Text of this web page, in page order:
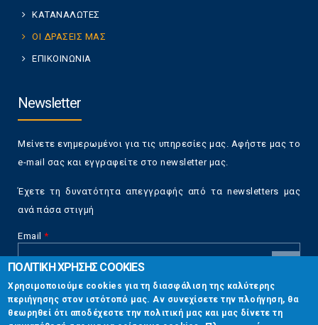
ΚΑΤΑΝΑΛΩΤΕΣ
ΟΙ ΔΡΑΣΕΙΣ ΜΑΣ
ΕΠΙΚΟΙΝΩΝΙΑ
Newsletter
Μείνετε ενημερωμένοι για τις υπηρεσίες μας. Αφήστε μας το
e-mail σας και εγγραφείτε στο newsletter μας.
Έχετε τη δυνατότητα απεγγραφής από τα newsletters μας
ανά πάσα στιγμή
Email *
CAPTCHA
This
question is
for testing
Επικοινωνία
ΠΟΛΙΤΙΚΗ ΧΡΗΣΗΣ COOKIES
Χρησιμοποιούμε cookies για τη διασφάλιση της καλύτερης
περιήγησης στον ιστότοπό μας. Αν συνεχίσετε την πλοήγηση, θα
θεωρηθεί ότι αποδέχεστε την πολιτική μας και μας δίνετε τη